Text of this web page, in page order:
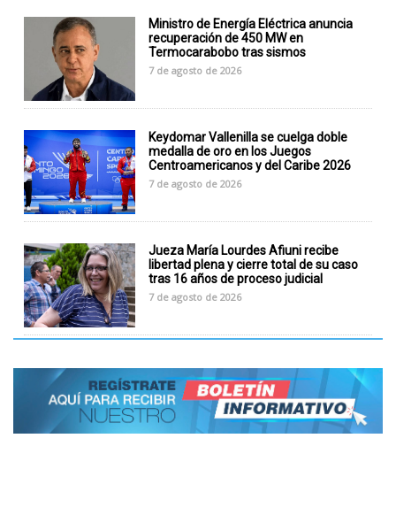
Ministro de Energía Eléctrica anuncia
recuperación de 450 MW en
Termocarabobo tras sismos
7 de agosto de 2026
Keydomar Vallenilla se cuelga doble
medalla de oro en los Juegos
Centroamericanos y del Caribe 2026
7 de agosto de 2026
Jueza María Lourdes Afiuni recibe
libertad plena y cierre total de su caso
tras 16 años de proceso judicial
7 de agosto de 2026